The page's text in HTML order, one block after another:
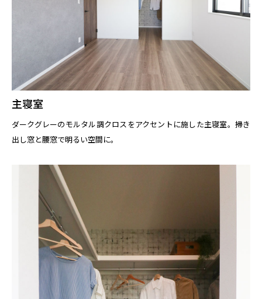
主寝室
ダークグレーのモルタル調クロスをアクセントに施した主寝室。掃き
出し窓と腰窓で明るい空間に。